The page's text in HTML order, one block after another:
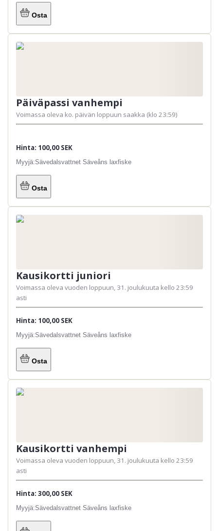
Osta
Päiväpassi vanhempi
Voimassa oleva ko. päivän loppuun saakka (klo 23:59)
Hinta: 100,00 SEK
Myyjä:Sävedalsvattnet Säveåns laxfiske
Osta
Kausikortti juniori
Voimassa oleva vuoden loppuun, 31. joulukuuta kello 23:59
asti
Hinta: 100,00 SEK
Myyjä:Sävedalsvattnet Säveåns laxfiske
Osta
Kausikortti vanhempi
Voimassa oleva vuoden loppuun, 31. joulukuuta kello 23:59
asti
Hinta: 300,00 SEK
Myyjä:Sävedalsvattnet Säveåns laxfiske